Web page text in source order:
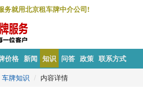
务就用北京租车牌中介公司!
价格 新闻 知识 问答 政策 联系方式
车牌知识 内容详情